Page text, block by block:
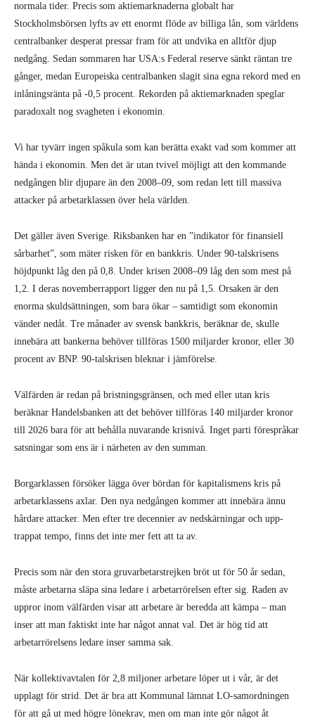
normala tider. Precis som aktiemarknaderna globalt har
Stockholmsbörsen lyfts av ett enormt flöde av billiga lån, som världens
centralbanker desperat pressar fram för att undvika en alltför djup
nedgång. Sedan sommaren har USA:s Federal reserve sänkt räntan tre
gånger, medan Europeiska centralbanken slagit sina egna rekord med en
inlåningsränta på -0,5 procent. Rekorden på aktie­marknaden speglar
paradoxalt nog svagheten i ekonomin.
Vi har tyvärr ingen spåkula som kan berätta exakt vad som kommer att
hända i ekonomin. Men det är utan tvivel möjligt att den kommande
nedgången blir djupare än den 2008–09, som redan lett till massiva
attacker på arbetarklassen över hela världen.
Det gäller även Sverige. Riksbanken har en ”indikator för finansiell
sårbarhet”, som mäter risken för en bankkris. Under 90-talskrisens
höjd­punkt låg den på 0,8. Under krisen 2008–09 låg den som mest på
1,2. I deras novem­berrapport ligger den nu på 1,5. Orsaken är den
enorma skuldsättningen, som bara ökar – samtidigt som ekonomin
vänder nedåt. Tre månader av svensk bankkris, beräknar de, skulle
innebära att bankerna behöver tillföras 1500 miljar­der kronor, eller 30
procent av BNP. 90-talskrisen bleknar i jämförelse.
Välfärden är redan på bristnings­gränsen, och med eller utan kris
beräknar Handelsbanken att det behöver tillföras 140 miljarder kronor
till 2026 bara för att behålla nuvarande kris­nivå. Inget parti förespråkar
satsningar som ens är i närhe­ten av den summan.
Borgarklassen försöker lägga över bördan för kapitalismens kris på
arbetarklassens axlar. Den nya nedgången kommer att innebära ännu
hårdare attacker. Men efter tre decen­nier av nedskärningar och upp­
trappat tempo, finns det inte mer fett att ta av.
Precis som när den stora gruvar­betarstrejken bröt ut för 50 år sedan,
måste arbetarna släpa sina ledare i arbetarrörelsen efter sig. Raden av
uppror inom välfärden visar att arbe­tare är beredda att kämpa – man
inser att man faktiskt inte har något annat val. Det är hög tid att
arbetarrörelsens ledare inser samma sak.
När kollektivavtalen för 2,8 miljoner arbetare löper ut i vår, är det
upplagt för strid. Det är bra att Kommunal lämnat LO-samordningen
för att gå ut med högre lönekrav, men om man inte gör något åt